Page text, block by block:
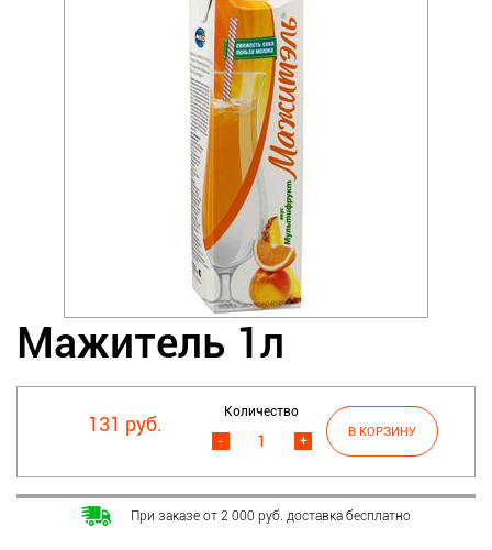
Мажитель 1л
131 руб.
Количество
+
-
При заказе от 2 000 руб. доставка бесплатно